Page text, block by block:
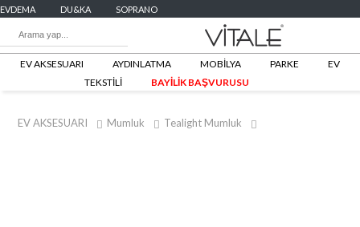
EVDEMA DU&KA SOPRANO
EV AKSESUARI AYDINLATMA MOBİLYA PARKE
EV
TEKSTİLİ
BAYİLİK BAŞVURUSU
EV AKSESUARI Mumluk Tealight Mumluk